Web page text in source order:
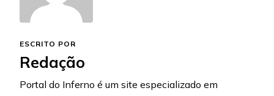
ESCRITO POR
Redação
Portal do Inferno é um site especializado em